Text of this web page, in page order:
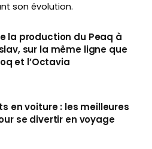
son évolution.
la production du Peaq à
sur la même ligne que
et l’Octavia
en voiture : les meilleures
se divertir en voyage